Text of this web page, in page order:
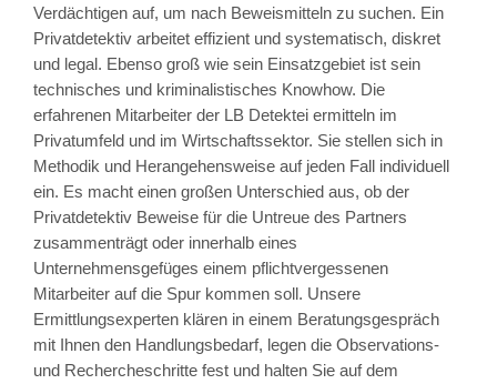
Verdächtigen auf, um nach Beweismitteln zu suchen. Ein
Privatdetektiv arbeitet effizient und systematisch, diskret
und legal. Ebenso groß wie sein Einsatzgebiet ist sein
technisches und kriminalistisches Knowhow. Die
erfahrenen Mitarbeiter der LB Detektei ermitteln im
Privatumfeld und im Wirtschaftssektor. Sie stellen sich in
Methodik und Herangehensweise auf jeden Fall individuell
ein. Es macht einen großen Unterschied aus, ob der
Privatdetektiv Beweise für die Untreue des Partners
zusammenträgt oder innerhalb eines
Unternehmensgefüges einem pflichtvergessenen
Mitarbeiter auf die Spur kommen soll. Unsere
Ermittlungsexperten klären in einem Beratungsgespräch
mit Ihnen den Handlungsbedarf, legen die Observations-
und Rechercheschritte fest und halten Sie auf dem